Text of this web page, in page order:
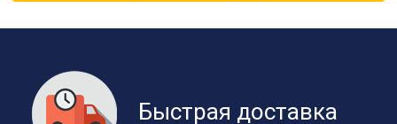
Быстрая доставка